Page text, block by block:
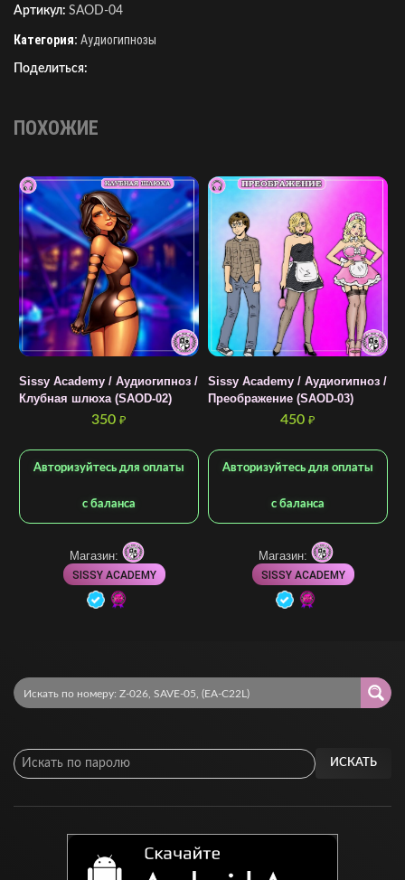
Артикул: SAOD-04
Категория: Аудиогипнозы
Поделиться:
ПОХОЖИЕ
Sissy Academy / Аудиогипноз /
Клубная шлюха (SAOD-02)
350 ₽
Авторизуйтесь для оплаты
с баланса
Магазин:
SISSY ACADEMY
Sissy Academy / Аудиогипноз /
Преображение (SAOD-03)
450 ₽
Авторизуйтесь для оплаты
с баланса
Магазин:
SISSY ACADEMY
ИСКАТЬ